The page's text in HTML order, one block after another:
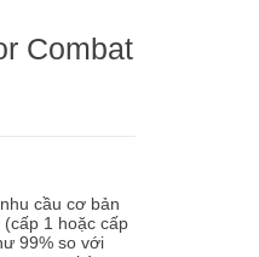
Combat
cầu cơ bản
1 hoặc cấp
99% so với